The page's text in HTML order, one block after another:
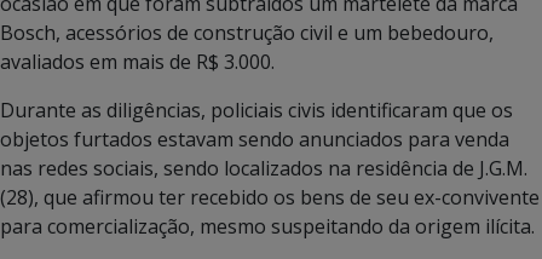
Bosch, acessórios de construção civil e um bebedouro,
avaliados em mais de R$ 3.000.
Durante as diligências, policiais civis identificaram que os
objetos furtados estavam sendo anunciados para venda
nas redes sociais, sendo localizados na residência de J.G.M.
(28), que afirmou ter recebido os bens de seu ex-convivente
para comercialização, mesmo suspeitando da origem ilícita.